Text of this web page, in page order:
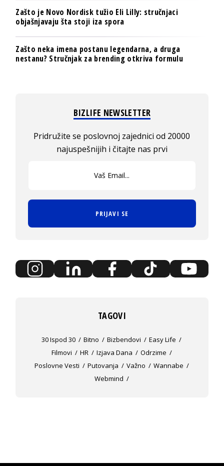
Zašto je Novo Nordisk tužio Eli Lilly: stručnjaci
objašnjavaju šta stoji iza spora
Zašto neka imena postanu legendarna, a druga
nestanu? Stručnjak za brending otkriva formulu
BIZLIFE NEWSLETTER
Pridružite se poslovnoj zajednici od 20000
najuspešnijih i čitajte nas prvi
PRIJAVI SE
TAGOVI
30 Ispod 30 Bitno Bizbendovi
Easy Life
Filmovi
HR Izjava Dana
Odrzime
Poslovne Vesti
Putovanja Važno
Wannabe
Webmind